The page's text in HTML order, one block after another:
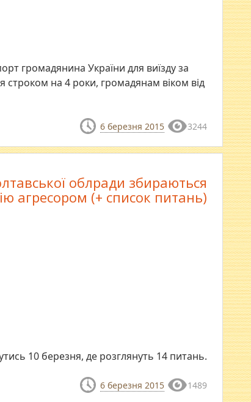
громадянина України для виїзду за
на 4 роки, громадянам віком від
6 березня 2015 3244
облради збираються
агресором (+ список питань)
10 березня, де розглянуть 14 питань.
6 березня 2015 1489